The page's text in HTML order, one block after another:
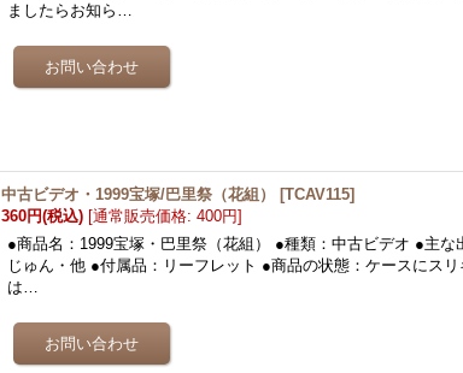
ましたらお知ら…
中古ビデオ・1999宝塚/巴里祭（花組） [TCAV115]
360円(税込) [通常販売価格: 400円]
●商品名：1999宝塚・巴里祭（花組） ●種類：中古ビデオ ●主
じゅん・他 ●付属品：リーフレット ●商品の状態：ケースにス
は…